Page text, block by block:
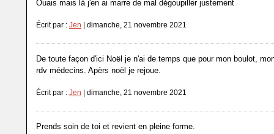
Ouais mais là j'en ai marre de mal dégoupiller justement
Écrit par : Jen | dimanche, 21 novembre 2021
De toute façon d'ici Noël je n'ai de temps que pour mon boulot,
rdv médecins. Apèrs noël je rejoue.
Écrit par : Jen | dimanche, 21 novembre 2021
Prends soin de toi et revient en pleine forme.